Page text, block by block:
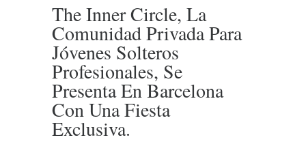
The Inner Circle, La
Comunidad Privada Para
Jóvenes Solteros
Profesionales, Se
Presenta En Barcelona
Con Una Fiesta
Exclusiva.